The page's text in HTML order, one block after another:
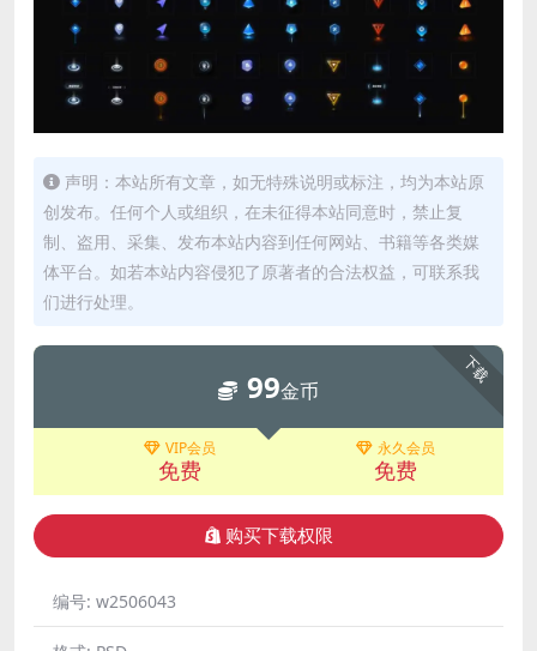
声明：本站所有文章，如无特殊说明或标注，均为本站原
创发布。任何个人或组织，在未征得本站同意时，禁止复
制、盗用、采集、发布本站内容到任何网站、书籍等各类媒
体平台。如若本站内容侵犯了原著者的合法权益，可联系我
们进行处理。
下载
99金币
VIP会员
免费
永久会员
免费
购买下载权限
编号: w2506043